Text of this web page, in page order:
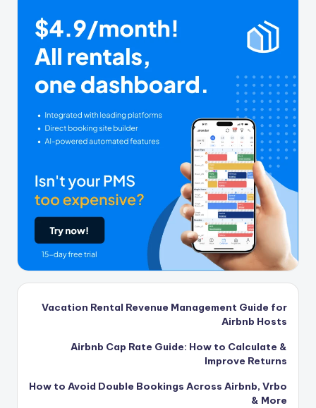
Vacation Rental Revenue Management Guide for
Airbnb Hosts
Airbnb Cap Rate Guide: How to Calculate &
Improve Returns
How to Avoid Double Bookings Across Airbnb, Vrbo
& More